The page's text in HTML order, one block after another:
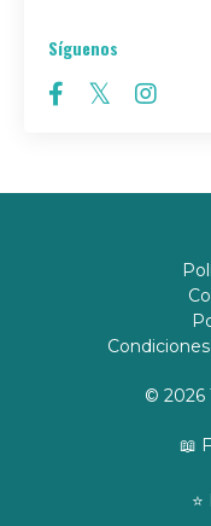
Síguenos
© 2026
📖